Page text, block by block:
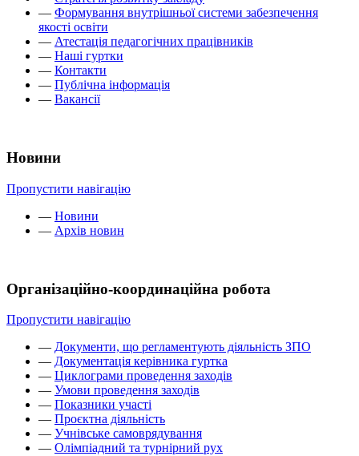
— Формування внутрішньої системи забезпечення
якості освіти
— Атестація педагогічних працівників
— Наші гуртки
— Контакти
— Публічна інформація
— Вакансії
Новини
Пропустити навігацію
— Новини
— Архів новин
Організаційно-координаційна робота
Пропустити навігацію
— Документи, що регламентують діяльність ЗПО
— Документація керівника гуртка
— Циклограми проведення заходів
— Умови проведення заходів
— Показники участі
— Проєктна діяльність
— Учнівське самоврядування
— Олімпіадний та турнірний рух